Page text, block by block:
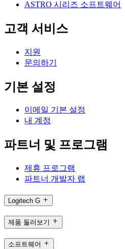
ASTRO 시리즈 소프트웨어
고객 서비스
지원
문의하기
기본 설정
이메일 기본 설정
내 계정
파트너 및 프로그램
제휴 프로그램
파트너 개발자 랩
Logitech G
제품 둘러보기
소프트웨어